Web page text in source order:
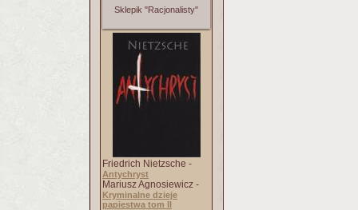
Sklepik "Racjonalisty"
Friedrich Nietzsche -
Antychryst
Mariusz Agnosiewicz -
Kryminalne dzieje
papiestwa tom II